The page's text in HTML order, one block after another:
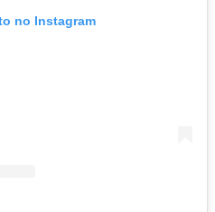
no Instagram